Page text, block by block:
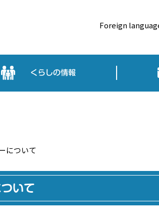
Foreign
くらしの情報
について
いて